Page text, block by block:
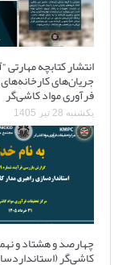
انتشار کتابچه
جریان‌های
فرآوری مواد کاشی‌گر
یکشنبه 28 تیر 1405
چهارصد و هشتاد و
کاشی‌گر